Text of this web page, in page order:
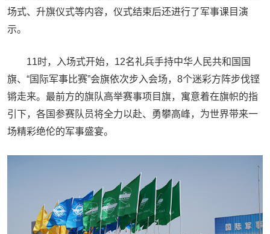
场式、升旗仪式等内容，仪式结束后还进行了军事课目演
示。
11时，入场式开始，12名礼兵手持中华人民共和国国
旗、“国际军事比赛”会旗依次步入会场，8个迷彩方阵步伐铿
锵走来。最前方的旗队高举赛事项目旗，寓意着在旗帜的指
引下，各国参赛队员将全力以赴、勇攀高峰，为世界带来一
场精彩绝伦的军事盛宴。